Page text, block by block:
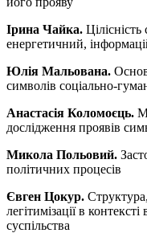
Ірина Чайка.
енергетичний,
Юлія Мальована.
символів соціально-
Анастасія Коломоєць.
дослідження проявів
Микола Польовий.
політичних процесів
Євген Цокур.
легітимізації в
суспільства